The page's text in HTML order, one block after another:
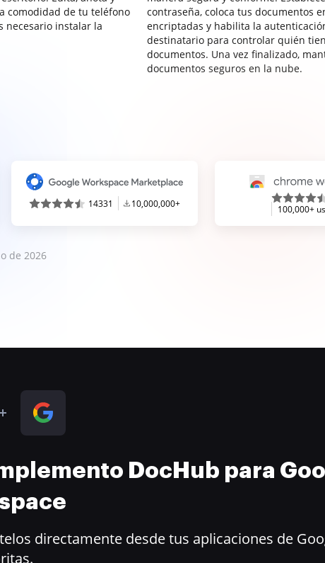
comodidad de tu teléfono
necesario instalar la
contraseña, coloca tus documentos
encriptadas y habilita la
destinatario para controlar quién
documentos. Una vez finalizado,
documentos seguros en la nube.
14331 10,000,000+
100,000+
de 2026
DocHub para
directamente desde tus aplicaciones de